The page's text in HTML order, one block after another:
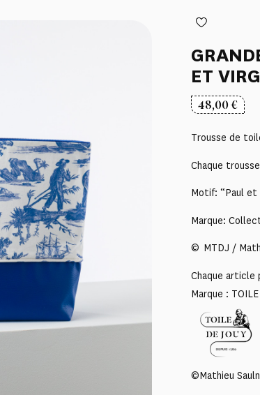
ET
48,00€
Trousse de
Chaque
Motif: “Paul et
Marque:
© MTDJ /
Chaque article
Marque :
©Mathieu